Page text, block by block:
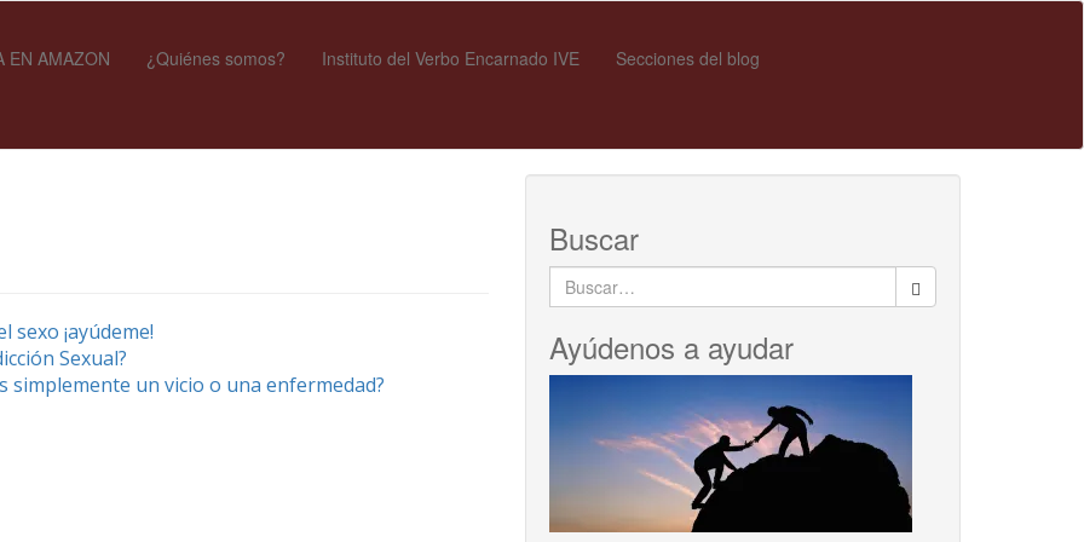
EN AMAZON ¿Quiénes somos? Instituto del Verbo Encarnado IVE Secciones del blog
sexo ¡ayúdeme!
Sexual?
simplemente un vicio o una enfermedad?
Buscar
Buscar:
Ayúdenos a ayudar